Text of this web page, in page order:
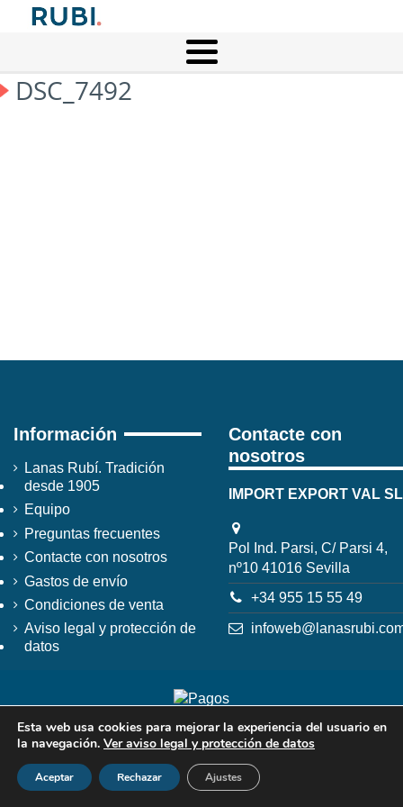
DSC_7492
Información
Lanas Rubí. Tradición
desde 1905
Equipo
Preguntas frecuentes
Contacte con nosotros
Gastos de envío
Condiciones de venta
Aviso legal y protección de
datos
Contacte con
nosotros
IMPORT EXPORT VAL SL
Pol Ind. Parsi, C/ Parsi 4,
nº10 41016 Sevilla
+34 955 15 55 49
Esta web usa cookies para mejorar la experiencia del usuario en
la navegación. Ver aviso legal y protección de datos
Aceptar Rechazar Ajustes